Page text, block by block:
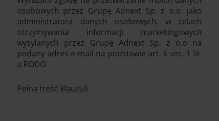
osobowych przez Grupę Adnext Sp. z o.o. jako
administratora danych osobowych, w celach
otrzymywania informacji marketingowych
wysyłanych przez Grupę Adnext Sp. z o.o na
podany adres e-mail na podstawie art. 6 ust. 1 lit.
a RODO
Pełna treść klauzuli